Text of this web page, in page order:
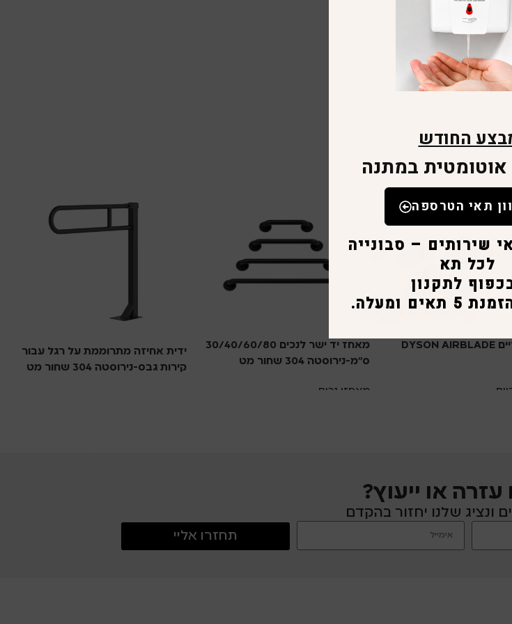
מייבש ידיים DYSON AIRBLADE
מאחז יד ישר לנכים 30/40/60/80
ס”מ-נירוסטה 304 שחור מט
מאחזי נכים
ידית אחיזה מתרוממת על רגל עבור
קירות גבס-נירוסטה 304 שחור מט
עזרה או ייעוץ?
ונציג שלנו יחזור בהקדם
תחזרו אליי
החודש
אוטומטית במתנה
תאי הטרספה
שירותים – סבונייה
לכל תא
לתקנון
ומעלה.